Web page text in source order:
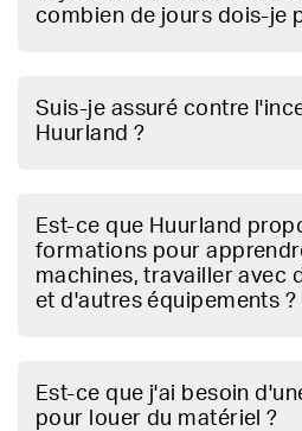
combien de jours dois-je
Suis-je assuré contre
Huurland ?
Est-ce que Huurland
formations pour
machines, travailler avec
et d'autres équipements ?
Est-ce que j'ai besoin
pour louer du matériel ?